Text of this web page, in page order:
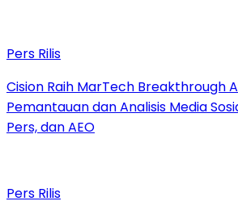
Pers Rilis
Cision Raih MarTech Breakthrough
Pemantauan dan Analisis Media
Pers, dan AEO
Pers Rilis